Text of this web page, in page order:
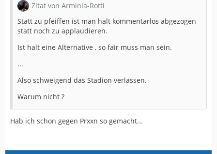
Zitat von Arminia-Rotti
Statt zu pfeiffen ist man halt kommentarlos abgezogen
statt noch zu applaudieren.
Ist halt eine Alternative , so fair muss man sein.
...
Also schweigend das Stadion verlassen.
Warum nicht ?
Hab ich schon gegen Prxxn so gemacht...